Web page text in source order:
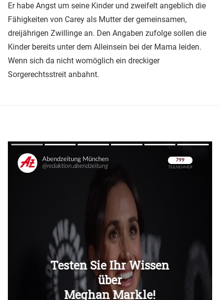
Er habe Angst um seine Kinder und zweifelt angeblich die
Fähigkeiten von Carey als Mutter der gemeinsamen,
dreijährigen Zwillinge an. Den Angaben zufolge sollen die
Kinder bereits unter dem Alleinsein bei der Mama leiden.
Wenn sich da nicht womöglich ein dreckiger
Sorgerechtsstreit anbahnt.
Überspringen